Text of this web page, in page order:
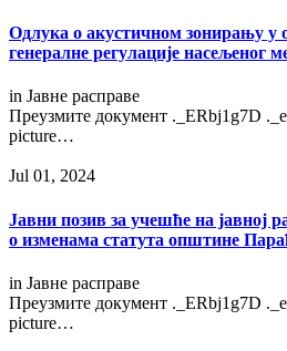
Одлука о акустичном зонирању у
генералне регулације насељеног
in Јавне расправе
Преузмитe документ ._ERbj1g7D
picture…
Jul 01, 2024
Јавни позив за учешће на јавној
о изменама статута општине
in Јавне расправе
Преузмитe документ ._ERbj1g7D
picture…